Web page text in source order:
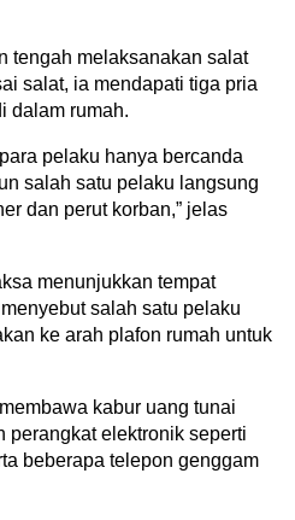
tengah melaksanakan salat
salat, ia mendapati tiga pria
dalam rumah.
pelaku hanya bercanda
salah satu pelaku langsung
dan perut korban,” jelas
menunjukkan tempat
salah satu pelaku
ke arah plafon rumah untuk
kabur uang tunai
perangkat elektronik seperti
beberapa telepon genggam